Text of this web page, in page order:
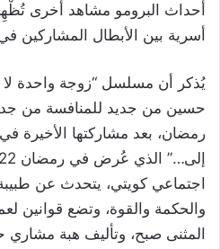
أحداث البرومو مشاهد أخرى
أسرية بين الأبطال المشاركين
يُذكر أن مسلسل “زوجة واحدة لا
حسين من جديد للمنافسة من
رمضان، بعد مشاركتها
اجتماعي كويتي، يتحدث عن
والحكمة والقوة، وتضع قوانين
المثنى صبح، وتأليف هبة مشاري